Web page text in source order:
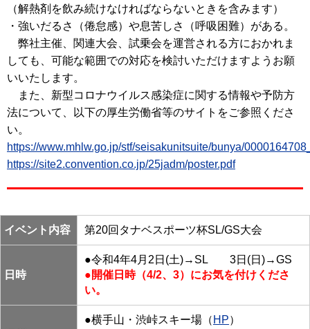
（解熱剤を飲み続けなければならないときを含みます）
・強いだるさ（倦怠感）や息苦しさ（呼吸困難）がある。
弊社主催、関連大会、試乗会を運営される方におかれま
しても、可能な範囲での対応を検討いただけますようお願
いいたします。
また、新型コロナウイルス感染症に関する情報や予防方
法について、以下の厚生労働省等のサイトをご参照くださ
い。
https://www.mhlw.go.jp/stf/seisakunitsuite/bunya/
https://site2.convention.co.jp/25jadm/poster.pdf
イベント内容 第20回タナベスポーツ杯SL/GS大会
日時
●令和4年4月2日(土)→SL 3日(日)→GS
●開催日時（4/2、3）にお気を付けくださ
い。
●横手山・渋峠スキー場（ HP）